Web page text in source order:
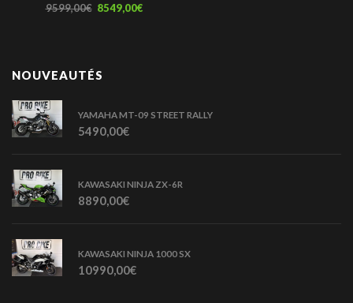
9599,00€ 8549,00€
NOUVEAUTÉS
YAMAHA MT-09 STREET RALLY
5490,00€
KAWASAKI NINJA ZX-6R
8890,00€
KAWASAKI NINJA 1000 SX
10990,00€